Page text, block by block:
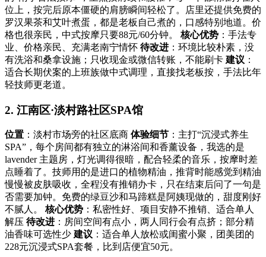
位上，按完后原本僵硬的肩膀瞬间轻松了。店里还提供免费的
罗汉果茶和艾叶煮蛋，都是老板自己煮的，口感特别地道。价
格也很亲民，中式按摩只要88元/60分钟。 核心优势 ：手法专
业、价格亲民、充满老南宁情怀 待改进 ：环境比较朴素，没
有洗浴和桑拿设施；只收现金或微信转账，不能刷卡 建议 ：
适合长期伏案的上班族做中式调理，直接找老板按，手法比年
轻技师更老道。
2. 江南区·淡村路社区SPA馆
位置 ：淡村市场旁的社区底商 体验细节 ：主打“沉浸式养生
SPA”，每个房间都有独立的淋浴间和香薰设备，我选的是
lavender 主题房，灯光调得很暗，配合轻柔的音乐，按摩时差
点睡着了。技师用的是进口的植物精油，推背时能感觉到精油
慢慢被皮肤吸收，全程没有推销办卡，只在结束后问了一句是
否需要加钟。免费的绿豆沙和马蹄糕是阿姨现做的，甜度刚好
不腻人。 核心优势 ：私密性好、项目安静不推销、适合单人
解压 待改进 ：房间空间有点小，两人同行会有点挤；部分精
油香味可选性少 建议 ：适合单人放松或闺蜜小聚，团美团的
228元沉浸式SPA套餐，比到店便宜50元。